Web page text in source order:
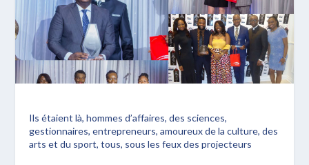
Ils étaient là, hommes d’affaires, des sciences,
gestionnaires, entrepreneurs, amoureux de la culture, des
arts et du sport, tous, sous les feux des projecteurs